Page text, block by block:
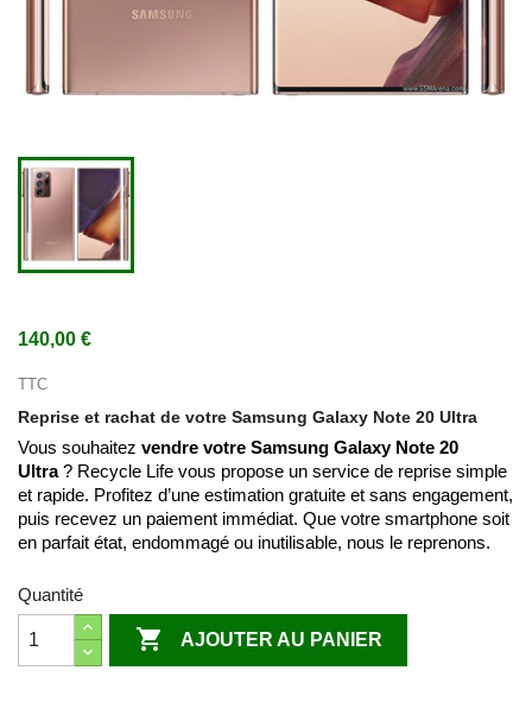
140,00 €
TTC
Reprise et rachat de votre Samsung Galaxy Note 20 Ultra
Vous souhaitez vendre votre Samsung Galaxy Note 20
Ultra? Recycle Life vous propose un service de reprise simple
et rapide. Profitez d’une estimation gratuite et sans engagement,
puis recevez un paiement immédiat. Que votre smartphone soit
en parfait état, endommagé ou inutilisable, nous le reprenons.
Quantité
 AJOUTER AU PANIER